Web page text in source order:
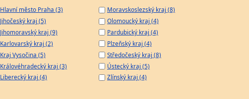
Hlavní město Praha (3)
Jihočeský kraj (5)
Jihomoravský kraj (9)
Karlovarský kraj (2)
Kraj Vysočina (5)
Královéhradecký kraj (3)
Liberecký kraj (4)
Moravskoslezský kraj (8)
Olomoucký kraj (4)
Pardubický kraj (4)
Plzeňský kraj (4)
Středočeský kraj (8)
Ústecký kraj (5)
Zlínský kraj (4)